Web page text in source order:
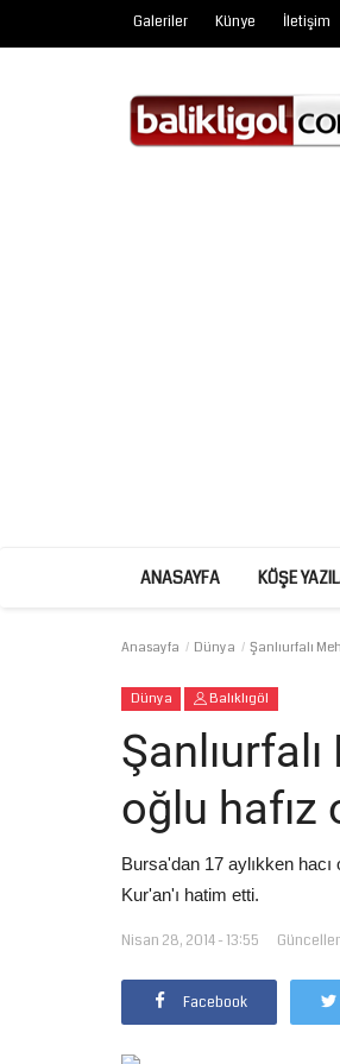
Galeriler Künye İletişim
ANASAYFA KÖŞE
Anasayfa Dünya Şanlıurfalı
Dünya Balıklıgöl
oğlu hafız
Bursa'dan 17 aylıkken
Kur'an'ı hatim etti.
Nisan 28, 2014 - 13:55
Facebook